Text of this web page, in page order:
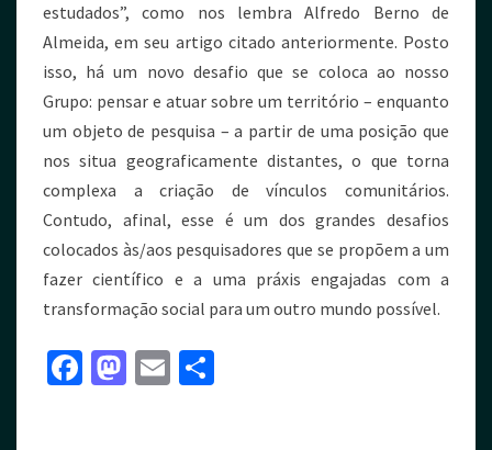
estudados”, como nos lembra Alfredo Berno de
Almeida, em seu artigo citado anteriormente. Posto
isso, há um novo desafio que se coloca ao nosso
Grupo: pensar e atuar sobre um território – enquanto
um objeto de pesquisa – a partir de uma posição que
nos situa geograficamente distantes, o que torna
complexa a criação de vínculos comunitários.
Contudo, afinal, esse é um dos grandes desafios
colocados às/aos pesquisadores que se propõem a um
fazer científico e a uma práxis engajadas com a
transformação social para um outro mundo possível.
Fa M E